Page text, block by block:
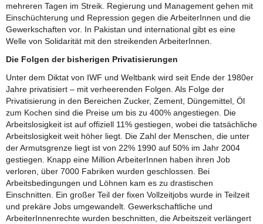
mehreren Tagen im Streik. Regierung und Management gehen mit
Einschüchterung und Repression gegen die ArbeiterInnen und die
Gewerkschaften vor. In Pakistan und international gibt es eine
Welle von Solidarität mit den streikenden ArbeiterInnen.
Die Folgen der bisherigen Privatisierungen
Unter dem Diktat von IWF und Weltbank wird seit Ende der 1980er
Jahre privatisiert – mit verheerenden Folgen. Als Folge der
Privatisierung in den Bereichen Zucker, Zement, Düngemittel, Öl
zum Kochen sind die Preise um bis zu 400% angestiegen. Die
Arbeitslosigkeit ist auf offiziell 11% gestiegen, wobei die tatsächliche
Arbeitslosigkeit weit höher liegt. Die Zahl der Menschen, die unter
der Armutsgrenze liegt ist von 22% 1990 auf 50% im Jahr 2004
gestiegen. Knapp eine Million ArbeiterInnen haben ihren Job
verloren, über 7000 Fabriken wurden geschlossen. Bei
Arbeitsbedingungen und Löhnen kam es zu drastischen
Einschnitten. Ein großer Teil der fixen Vollzeitjobs wurde in Teilzeit
und prekäre Jobs umgewandelt. Gewerkschaftliche und
ArbeiterInnenrechte wurden beschnitten, die Arbeitszeit verlängert